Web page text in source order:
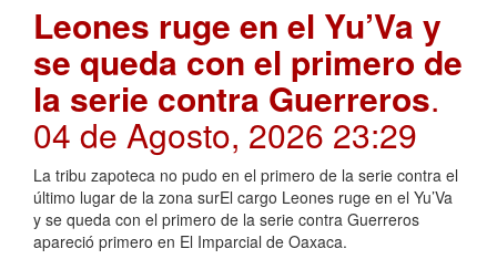
Leones ruge en el Yu’Va y
se queda con el primero de
la serie contra Guerreros.
04 de Agosto, 2026 23:29
La tribu zapoteca no pudo en el primero de la serie contra el
último lugar de la zona surEl cargo Leones ruge en el Yu’Va
y se queda con el primero de la serie contra Guerreros
apareció primero en El Imparcial de Oaxaca.